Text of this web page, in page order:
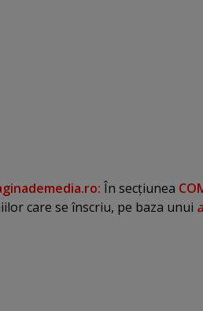
În secţiunea
care se înscriu, pe baza unui